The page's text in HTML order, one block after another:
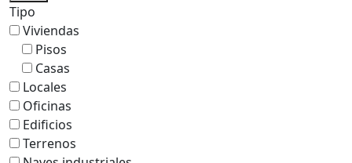
Tipo
Viviendas
Pisos
Casas
Locales
Oficinas
Edificios
Terrenos